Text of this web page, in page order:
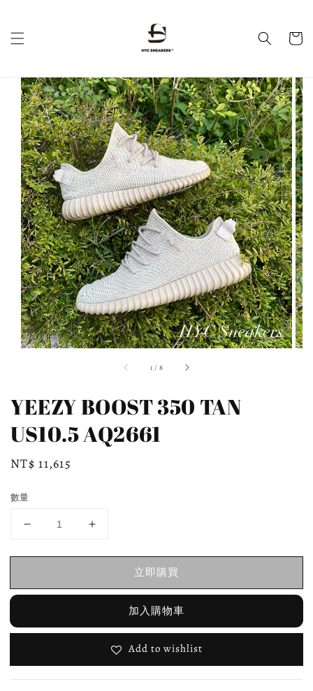
1 / 8
YEEZY BOOST 350 TAN
US10.5 AQ2661
Regular
NT$ 11,615
數量
立即購買
加入購物車
Add to wishlist